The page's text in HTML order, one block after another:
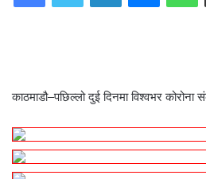
काठमाडौ–पछिल्लो दुई दिनमा विश्वभर